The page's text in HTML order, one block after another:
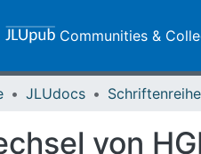
Communities &
JLUdocs
von